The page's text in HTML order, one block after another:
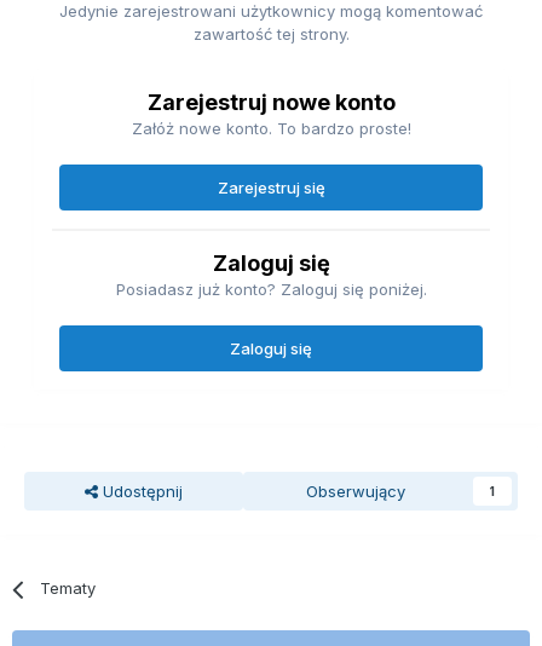
Jedynie zarejestrowani użytkownicy mogą komentować
zawartość tej strony.
Zarejestruj nowe konto
Załóż nowe konto. To bardzo proste!
Zarejestruj się
Zaloguj się
Posiadasz już konto? Zaloguj się poniżej.
Zaloguj się
Udostępnij Obserwujący 1
Tematy